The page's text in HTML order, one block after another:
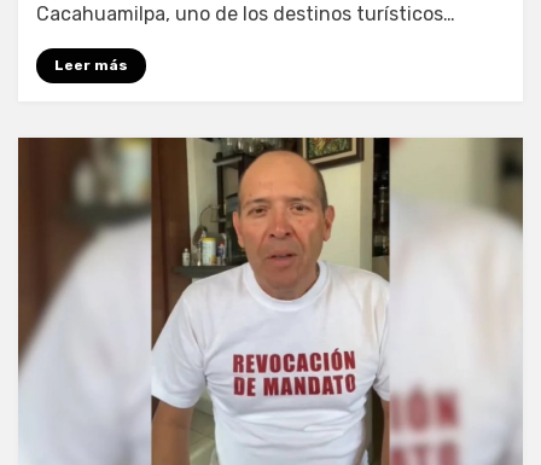
Cacahuamilpa, uno de los destinos turísticos…
Leer más